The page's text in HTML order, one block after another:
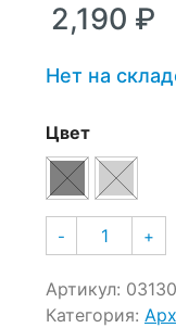
2,190 ₽
2,190 ₽
Нет на
Цвет
- Количество
+
Артикул: 03130
Категория: